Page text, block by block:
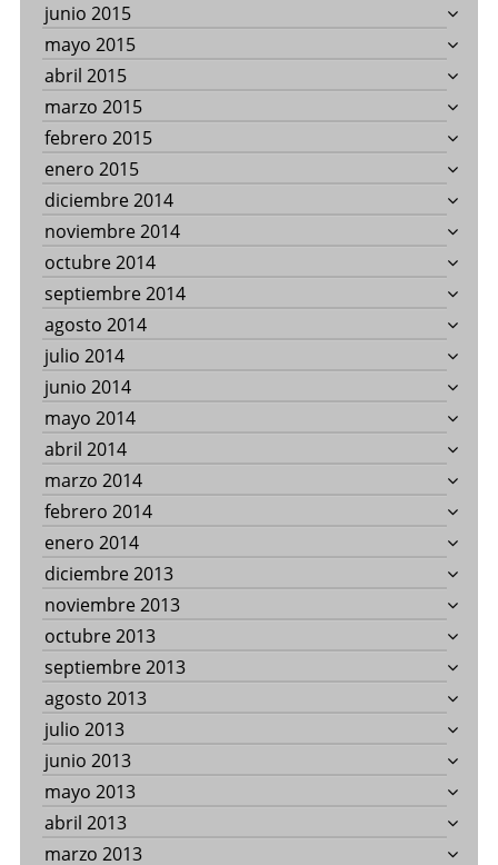
junio 2015
mayo 2015
abril 2015
marzo 2015
febrero 2015
enero 2015
diciembre 2014
noviembre 2014
octubre 2014
septiembre 2014
agosto 2014
julio 2014
junio 2014
mayo 2014
abril 2014
marzo 2014
febrero 2014
enero 2014
diciembre 2013
noviembre 2013
octubre 2013
septiembre 2013
agosto 2013
julio 2013
junio 2013
mayo 2013
abril 2013
marzo 2013